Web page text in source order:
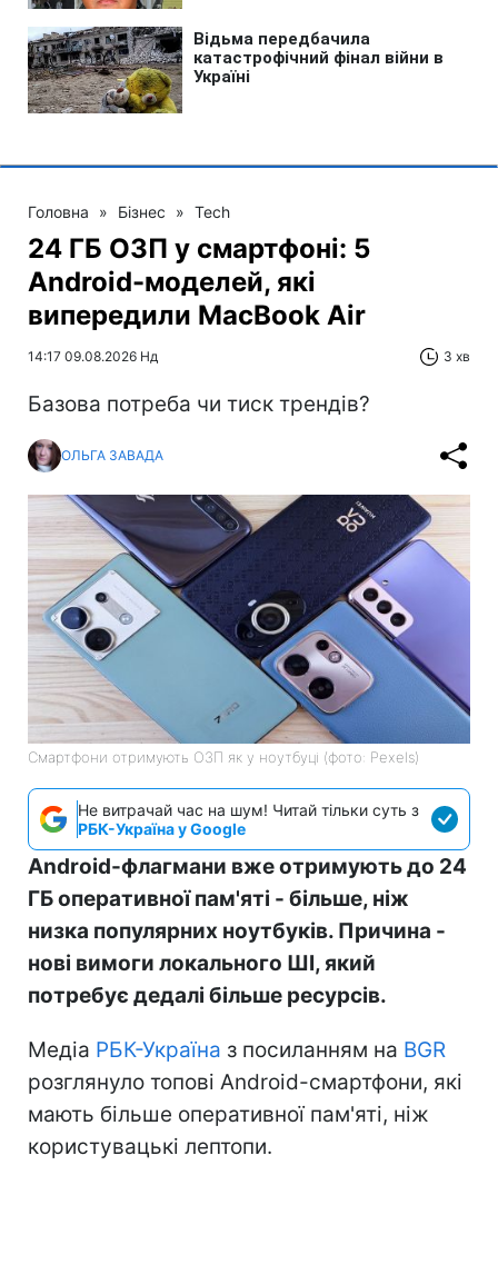
Головна » Бізнес » Tech
24 ГБ ОЗП у смартфоні: 5
Android-моделей, які
випередили MacBook Air
14:17 09.08.2026 Нд 3 хв
Базова потреба чи тиск трендів?
ОЛЬГА ЗАВАДА
Смартфони отримують ОЗП як у ноутбуці (фото: Pexels)
Не витрачай час на шум! Читай тільки суть з
РБК-Україна у Google
Android-флагмани вже отримують до 24
ГБ оперативної пам'яті - більше, ніж
низка популярних ноутбуків. Причина -
нові вимоги локального ШІ, який
потребує дедалі більше ресурсів.
Медіа РБК-Україна з посиланням на BGR
розглянуло топові Android-смартфони, які
мають більше оперативної пам'яті, ніж
користувацькі лептопи.